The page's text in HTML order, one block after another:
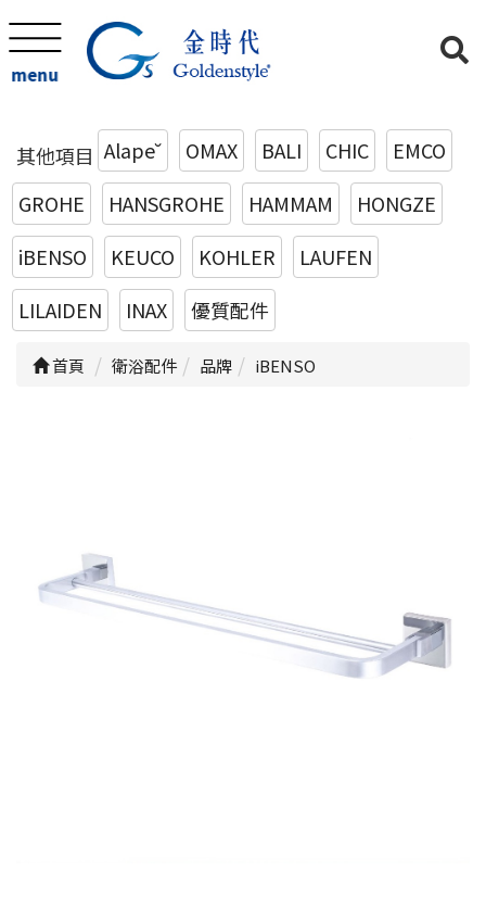
menu
其他項目 Alape˘ OMAX BALI CHIC
EMCO
GROHE
HANSGROHE HAMMAM
HONGZE
iBENSO
KEUCO KOHLER
LAUFEN
LILAIDEN
INAX 優質配件
首頁 衛浴配件 品牌 iBENSO